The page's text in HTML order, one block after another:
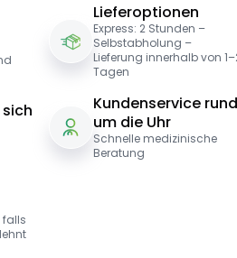
Lieferoptionen
Express: 2 Stunden –
Selbstabholung –
Lieferung innerhalb von
Tagen
Kundenservice rund
um die Uhr
Schnelle medizinische
Beratung
falls